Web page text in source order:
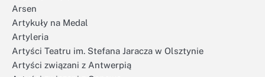
Arsen
Artykuły na Medal
Artyleria
Artyści Teatru im. Stefana Jaracza w Olsztynie
Artyści związani z Antwerpią